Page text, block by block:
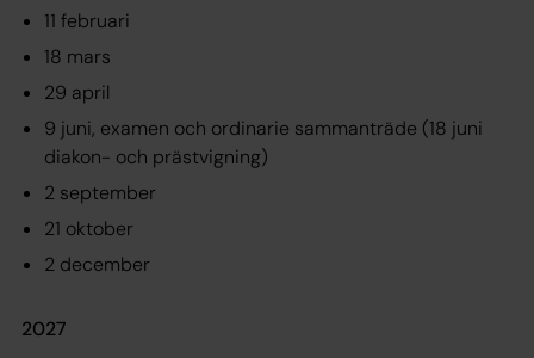
11 februari
18 mars
29 april
9 juni, examen och ordinarie sammanträde (18 juni
diakon- och prästvigning)
2 september
21 oktober
2 december
2027